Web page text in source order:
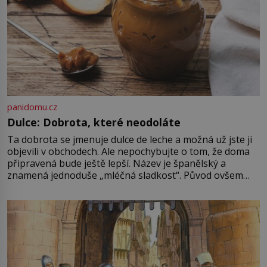
panidomu.cz
Dulce: Dobrota, které neodoláte
Ta dobrota se jmenuje dulce de leche a možná už jste ji
objevili v obchodech. Ale nepochybujte o tom, že doma
připravená bude ještě lepší. Název je španělský a
znamená jednoduše „mléčná sladkost“. Původ ovšem
pře hned několik latinskoamerických zemí a k tomu
Francie, kde se traduje,